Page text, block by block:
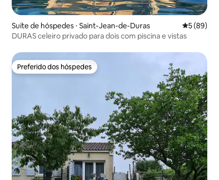
Suíte de hóspedes ⋅ Saint-Jean-de-Duras 5 de uma
5 (89)
DURAS celeiro privado para dois com piscina e vistas
Preferido dos hóspedes
Preferido dos hóspedes